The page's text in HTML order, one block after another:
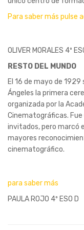
Para saber más pulse
OLIVER MORALES 4º
RESTO DEL MUNDO
El 16 de mayo de
Ángeles la primera
organizada por la
Cinematográficas.
invitados, pero marcó
mayores
cinematográfico.
para saber más
PAULA ROJO 4º ESO D